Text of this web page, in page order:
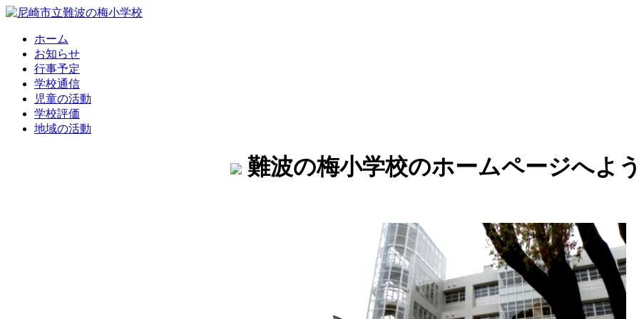
ホーム
お知らせ
行事予定
学校通信
児童の活動
学校評価
地域の活動
難波の梅小学校のホームページへよ